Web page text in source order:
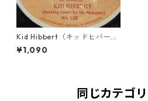
Kid Hibbert（キッドヒバー
ト） - Soon Forward Again
【7'】
¥1,090
同じカテゴ